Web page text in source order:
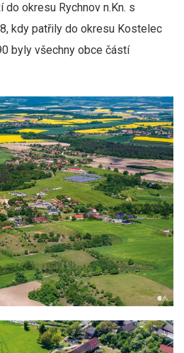
okresu Rychnov n.Kn. s
kdy patřily do okresu Kostelec
byly všechny obce částí